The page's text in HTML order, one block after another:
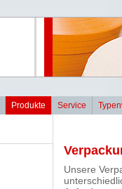
Produkte Service
Unsere